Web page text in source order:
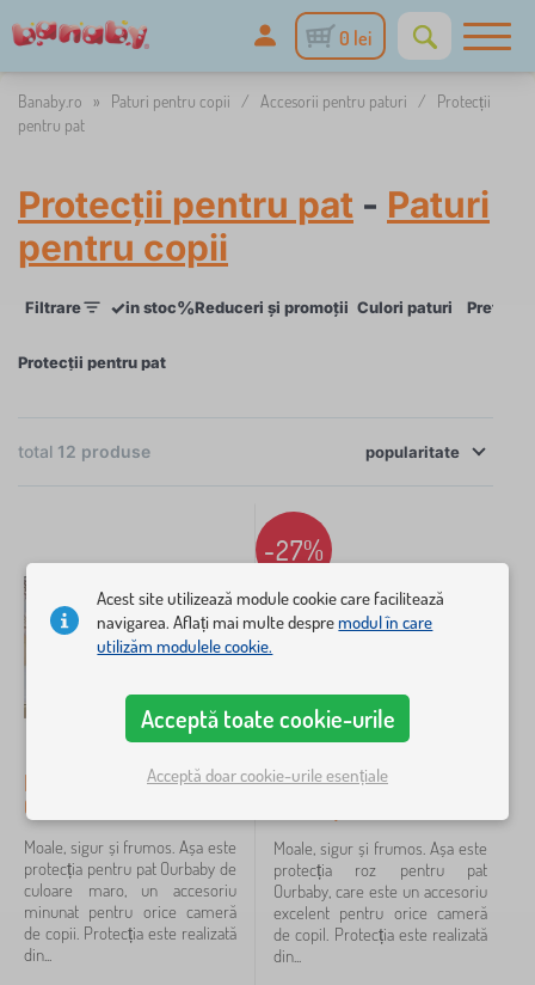
0 lei
Banaby.ro » Paturi pentru copii / Accesorii pentru paturi /
Protecții
pentru pat
Protecții pentru pat - Paturi
pentru copii
Filtrare ✓in stoc%Reduceri și promoții Culori paturi Preț
65 lei
147 lei
Filtrare
Caută în filtru
Protecții pentru pat
total 12 produse
popularitate
Protecție pentru pat
Ourbaby - cafeniu
Moale, sigur și frumos. Așa este
protecția pentru pat Ourbaby de
culoare maro, un accesoriu
minunat pentru orice cameră
de copii. Protecția este realizată
din...
-27%
Protecție pentru pat
Moale, sigur și frumos. Așa este
protecția roz pentru pat
Ourbaby, care este un accesoriu
excelent pentru orice cameră
de copil. Protecția este realizată
din...
Acest site utilizează module cookie care facilitează
navigarea. Aflați mai multe despremodul în care
utilizăm modulele cookie.
Acceptă toate cookie-urile
Acceptă doar cookie-urile esențiale